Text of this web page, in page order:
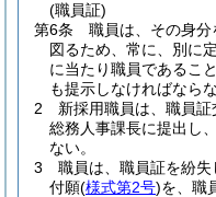
(職員証)
第6条
職員は、その身
図るため、常に、別に
に当たり職員であるこ
も提示しなければならな
2
新採用職員は、職員証
総務人事課長に提出し
ない。
3
職員は、職員証を紛
付願(様式第2号)を、職